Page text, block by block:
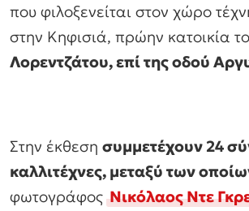
που φιλοξενείται στον χώρο
στην Κηφισιά, πρώην κατοικία
Λορεντζάτου, επί της οδού
Στην έκθεση συμμετέχουν 24
καλλιτέχνες, μεταξύ των
φωτογράφοςΝικόλαος Ντε